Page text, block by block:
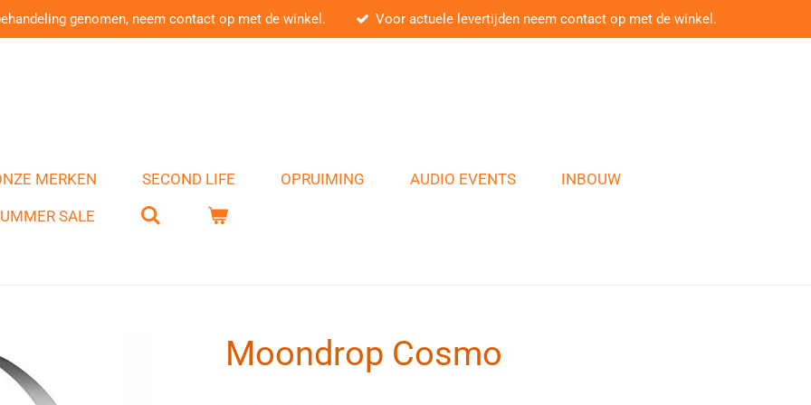
genomen, neem contact op met de winkel. Voor actuele levertijden neem contact op met de winkel.
MERKEN SECOND LIFE OPRUIMING AUDIO EVENTS INBOUW
SALE
Moondrop Cosmo